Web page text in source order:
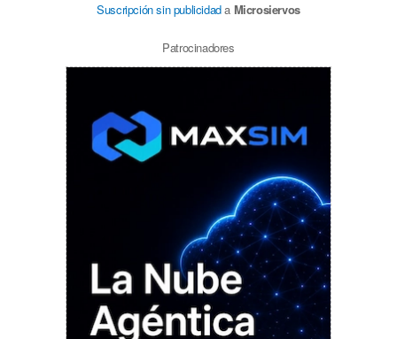
Suscripción sin publicidada Microsiervos
Patrocinadores